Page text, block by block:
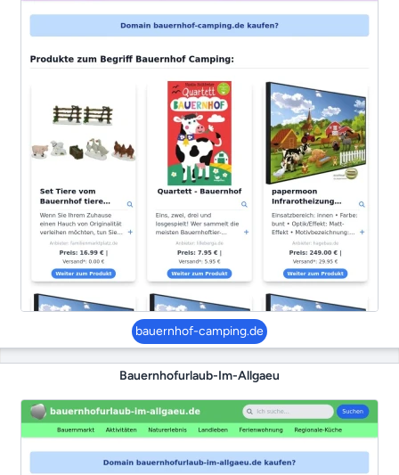
bauernhof-camping.de
Bauernhofurlaub-Im-Allgaeu